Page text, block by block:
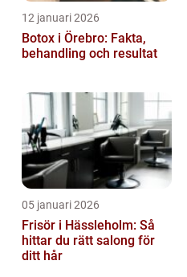
12 januari 2026
Botox i Örebro: Fakta,
behandling och resultat
05 januari 2026
Frisör i Hässleholm: Så
hittar du rätt salong för
ditt hår